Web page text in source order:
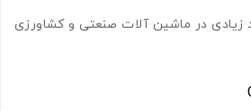
زیادی در ماشین آلات صنعتی و کشاورزی